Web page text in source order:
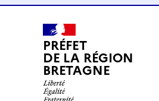
PRÉFET
DE LA RÉGION
BRETAGNE